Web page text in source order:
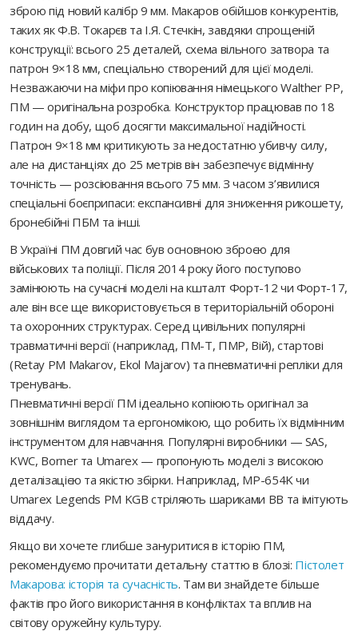
зброю під новий калібр 9 мм. Макаров обійшов конкурентів,
таких як Ф.В. Токарєв та І.Я. Стєчкін, завдяки спрощеній
конструкції: всього 25 деталей, схема вільного затвора та
патрон 9×18 мм, спеціально створений для цієї моделі.
Незважаючи на міфи про копіювання німецького Walther PP,
ПМ — оригінальна розробка. Конструктор працював по 18
годин на добу, щоб досягти максимальної надійності.
Патрон 9×18 мм критикують за недостатню убивчу силу,
але на дистанціях до 25 метрів він забезпечує відмінну
точність — розсіювання всього 75 мм. З часом з’явилися
спеціальні боєприпаси: експансивні для зниження рикошету,
бронебійні ПБМ та інші.
В Україні ПМ довгий час був основною зброєю для
військових та поліції. Після 2014 року його поступово
замінюють на сучасні моделі на кшталт Форт-12 чи Форт-17,
але він все ще використовується в територіальній обороні
та охоронних структурах. Серед цивільних популярні
травматичні версії (наприклад, ПМ-Т, ПМР, Вій), стартові
(Retay PM Makarov, Ekol Majarov) та пневматичні репліки для
тренувань.
Пневматичні версії ПМ ідеально копіюють оригінал за
зовнішнім виглядом та ергономікою, що робить їх відмінним
інструментом для навчання. Популярні виробники — SAS,
KWC, Borner та Umarex — пропонують моделі з високою
деталізацією та якістю збірки. Наприклад, MP-654K чи
Umarex Legends PM KGB стріляють шариками BB та імітують
віддачу.
Якщо ви хочете глибше зануритися в історію ПМ,
рекомендуємо прочитати детальну статтю в блозі: Пістолет
Макарова: історія та сучасність. Там ви знайдете більше
фактів про його використання в конфліктах та вплив на
світову оружейну культуру.